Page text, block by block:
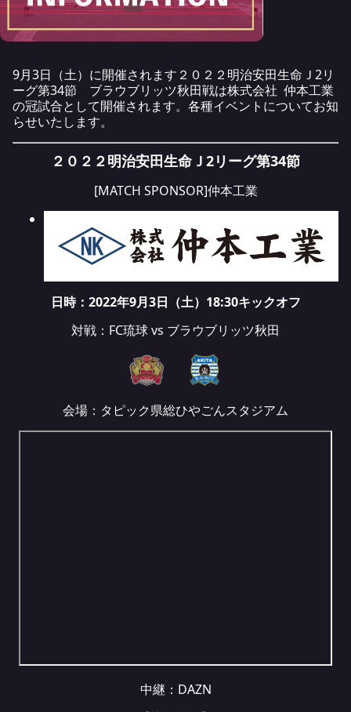
9月3日（土）に開催されます２０２２明治安田生命Ｊ2リ
ーグ第34節 ブラウブリッツ秋田戦は株式会社 仲本工業
の冠試合として開催されます。各種イベントについてお知
らせいたします。
２０２２明治安田生命Ｊ2リーグ第34節
[MATCH SPONSOR]仲本工業
日時：2022年9月3日（土）18:30キックオフ
対戦：FC琉球 vs ブラウブリッツ秋田
会場：タピック県総ひやごんスタジアム
中継： DAZN